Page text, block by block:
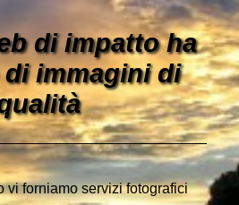
di impatto ha
immagini di
vi forniamo servizi fotografici